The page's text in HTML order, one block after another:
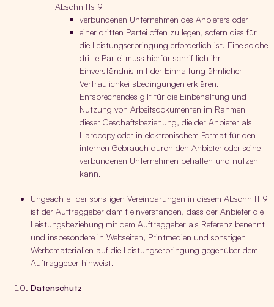
Abschnitts 9
verbundenen Unternehmen des Anbieters oder
einer dritten Partei offen zu legen, sofern dies für
die Leistungserbringung erforderlich ist. Eine solche
dritte Partei muss hierfür schriftlich ihr
Einverständnis mit der Einhaltung ähnlicher
Vertraulichkeitsbedingungen erklären.
Entsprechendes gilt für die Einbehaltung und
Nutzung von Arbeitsdokumenten im Rahmen
dieser Geschäftsbeziehung, die der Anbieter als
Hardcopy oder in elektronischem Format für den
internen Gebrauch durch den Anbieter oder seine
verbundenen Unternehmen behalten und nutzen
kann.
Ungeachtet der sonstigen Vereinbarungen in diesem Abschnitt 9
ist der Auftraggeber damit einverstanden, dass der Anbieter die
Leistungsbeziehung mit dem Auftraggeber als Referenz benennt
und insbesondere in Webseiten, Printmedien und sonstigen
Werbematerialien auf die Leistungserbringung gegenüber dem
Auftraggeber hinweist.
Datenschutz